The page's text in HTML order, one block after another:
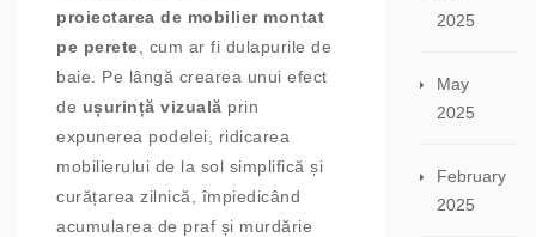
proiectarea de mobilier montat
pe perete , cum ar fi dulapurile de
baie. Pe lângă crearea unui efect
de ușurință vizuală prin
expunerea podelei, ridicarea
mobilierului de la sol simplifică și
curățarea zilnică, împiedicând
acumularea de praf și murdărie
2025
May
2025
February
2025